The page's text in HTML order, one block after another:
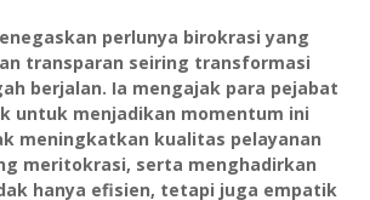
perlunya birokrasi yang
transparan seiring transformasi
berjalan. Ia mengajak para pejabat
untuk menjadikan momentum ini
meningkatkan kualitas pelayanan
meritokrasi, serta menghadirkan
hanya efisien, tetapi juga empatik